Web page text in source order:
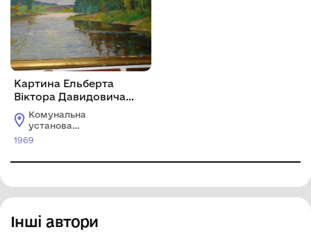
Картина Ельберта
Віктора Давидовича
«Пуща-Водиця».
Комунальна
установа
"Олександрівський
області
1969
Інші автори